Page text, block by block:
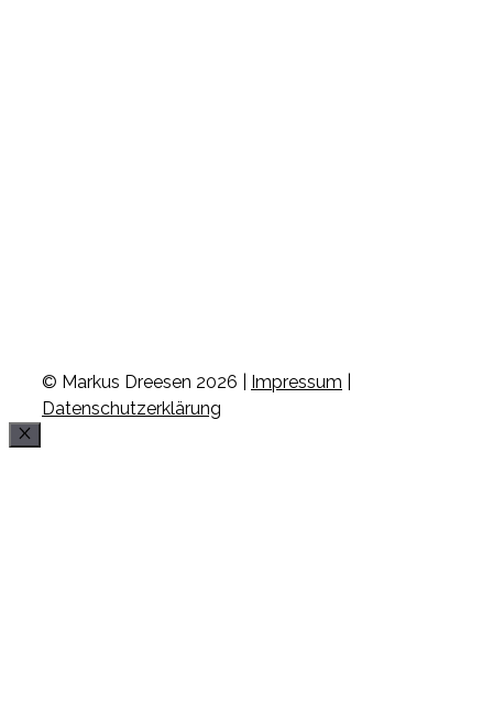
© Markus Dreesen 2026 | Impressum
Datenschutzerklärung
Schließen